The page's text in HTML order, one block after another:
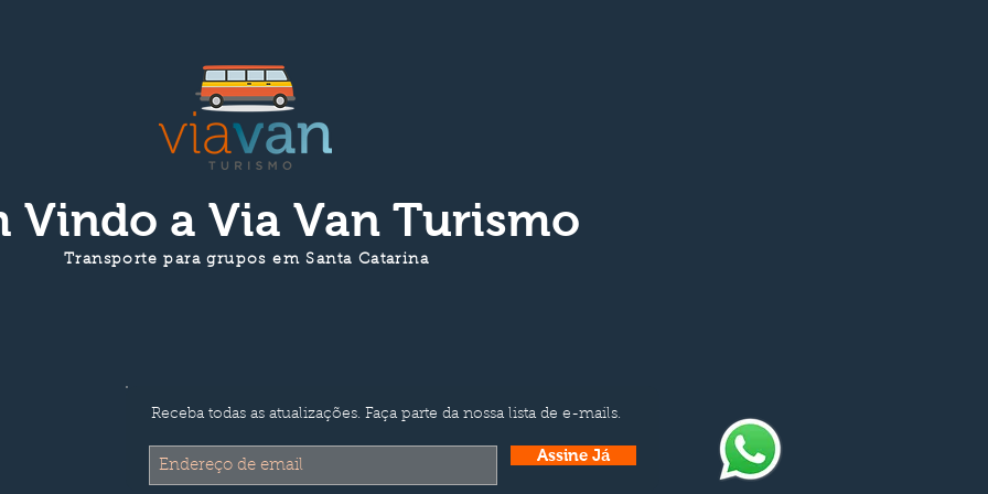
Vindo a Via Van Turismo
Transporte para grupos em Santa Catarina
Receba todas as atualizações. Faça parte da nossa lista de e-mails.
Assine Já